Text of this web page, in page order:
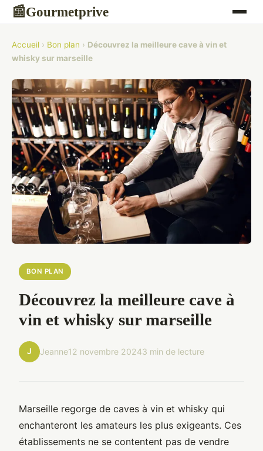
📰Gourmetprive
Accueil › Bon plan › Découvrez la meilleure cave à vin et
whisky sur marseille
BON PLAN
Découvrez la meilleure cave à
vin et whisky sur marseille
J Jeanne12 novembre 20243 min de lecture
Marseille regorge de caves à vin et whisky qui
enchanteront les amateurs les plus exigeants. Ces
établissements ne se contentent pas de vendre